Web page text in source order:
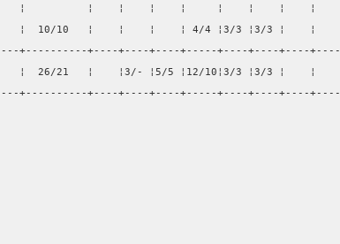
¦          ¦    ¦    ¦    ¦     ¦    ¦    ¦    ¦
¦  10/10   ¦    ¦    ¦    ¦ 4/4 ¦3/3 ¦3/3 ¦
+----------+----+----+----+-----+----+----+----
¦  26/21   ¦    ¦3/- ¦5/5 ¦12/10¦3/3 ¦3/3 ¦
+----------+----+----+----+-----+----+----+----